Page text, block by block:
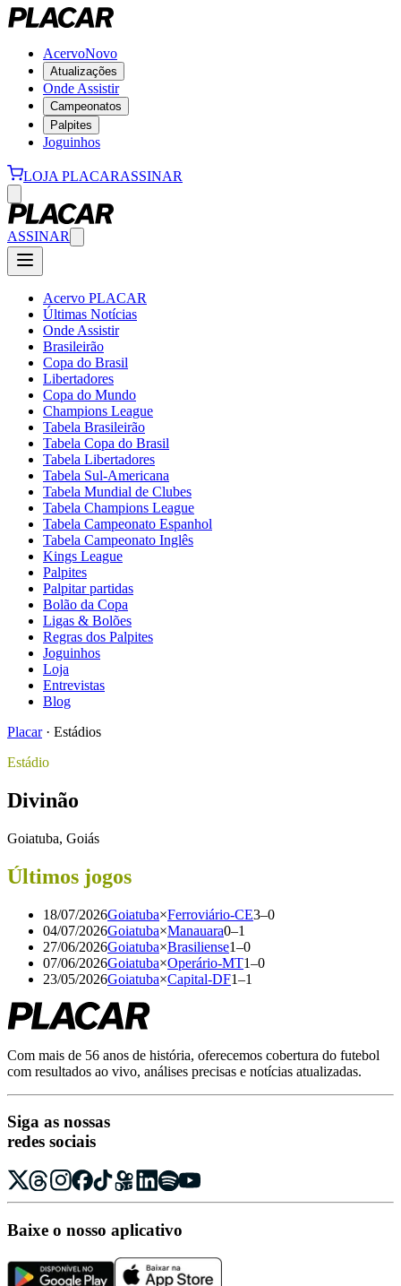
AcervoNovo
Atualizações
Onde Assistir
Campeonatos
Palpites
Joguinhos
LOJA PLACARASSINAR
ASSINAR
Acervo PLACAR
Últimas Notícias
Onde Assistir
Brasileirão
Copa do Brasil
Libertadores
Copa do Mundo
Champions League
Tabela Brasileirão
Tabela Copa do Brasil
Tabela Libertadores
Tabela Sul-Americana
Tabela Mundial de Clubes
Tabela Champions League
Tabela Campeonato Espanhol
Tabela Campeonato Inglês
Kings League
Palpites
Palpitar partidas
Bolão da Copa
Ligas & Bolões
Regras dos Palpites
Joguinhos
Loja
Entrevistas
Blog
Placar · Estádios
Estádio
Divinão
Goiatuba, Goiás
Últimos jogos
18/07/2026Goiatuba×Ferroviário-CE3–0
04/07/2026Goiatuba×Manauara0–1
27/06/2026Goiatuba×Brasiliense1–0
07/06/2026Goiatuba×Operário-MT1–0
23/05/2026Goiatuba×Capital-DF1–1
Com mais de 56 anos de história, oferecemos cobertura do futebol
com resultados ao vivo, análises precisas e notícias atualizadas.
Siga as nossas
redes sociais
Baixe o nosso aplicativo